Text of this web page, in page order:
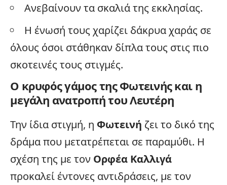
Ανεβαίνουν τα σκαλιά της εκκλησίας.
Η ένωσή τους χαρίζει δάκρυα χαράς σε
όλους όσοι στάθηκαν δίπλα τους στις πιο
σκοτεινές τους στιγμές.
Ο κρυφός γάμος της Φωτεινής και η
μεγάλη ανατροπή του Λευτέρη
Την ίδια στιγμή, η Φωτεινή ζει το δικό της
δράμα που μετατρέπεται σε παραμύθι. Η
σχέση της με τον Ορφέα Καλλιγά
προκαλεί έντονες αντιδράσεις, με τον